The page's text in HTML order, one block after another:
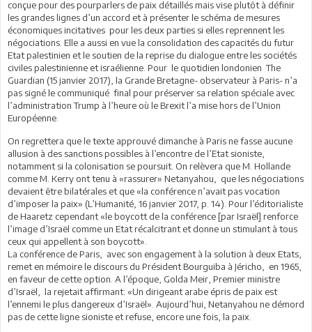
conçue pour des pourparlers de paix détaillés mais vise plutôt à définir
les grandes lignes d’un accord et à présenter le schéma de mesures
économiques incitatives pour les deux parties si elles reprennent les
négociations. Elle a aussi en vue la consolidation des capacités du futur
Etat palestinien et le soutien de la reprise du dialogue entre les sociétés
civiles palestinienne et israélienne. Pour le quotidien londonien The
Guardian (15 janvier 2017), la Grande Bretagne- observateur à Paris- n’a
pas signé le communiqué final pour préserver sa relation spéciale avec
l’administration Trump à l’heure où le Brexit l’a mise hors de l’Union
Européenne.
On regrettera que le texte approuvé dimanche à Paris ne fasse aucune
allusion à des sanctions possibles à l’encontre de l’Etat sioniste,
notamment si la colonisation se poursuit. On relèvera que M. Hollande
comme M. Kerry ont tenu à «rassurer» Netanyahou, que les négociations
devaient être bilatérales et que «la conférence n’avait pas vocation
d’imposer la paix» (L’Humanité, 16 janvier 2017, p. 14). Pour l’éditorialiste
de Haaretz cependant «le boycott de la conférence [par Israël] renforce
l’image d’Israël comme un Etat récalcitrant et donne un stimulant à tous
ceux qui appellent à son boycott».
La conférence de Paris, avec son engagement à la solution à deux Etats,
remet en mémoire le discours du Président Bourguiba à Jéricho, en 1965,
en faveur de cette option. A l’époque, Golda Meir, Premier ministre
d’Israël, la rejetait affirmant: «Un dirigeant arabe épris de paix est
l’ennemi le plus dangereux d’Israël». Aujourd’hui, Netanyahou ne démord
pas de cette ligne sioniste et refuse, encore une fois, la paix.